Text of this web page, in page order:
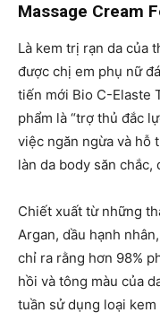
Massage Cream
Là kem trị rạn da của
được chị em phụ nữ
tiến mới Bio C-Elaste
phẩm là “trợ thủ đắc
việc ngăn ngừa và hỗ
làn da body săn chắc,
Chiết xuất từ những
Argan, dầu hạnh
chỉ ra rằng hơn 98%
hồi và tông màu của
tuần sử dụng loại kem